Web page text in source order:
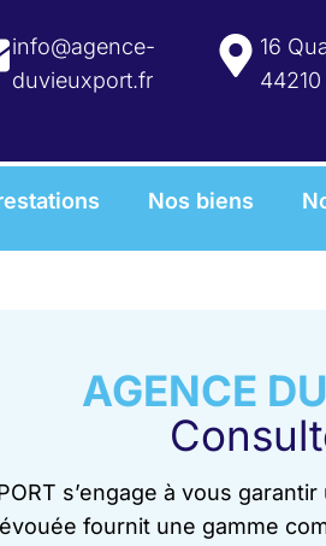
info@agence-
duvieuxport.fr
16
44210
Nos biens
AGENCE
PORT s’engage à vous
fournit une gamme